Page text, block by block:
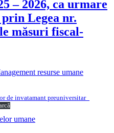
– 2026, ca urmare
Legea nr.
măsuri fiscal-
resurse umane
de invatamant preuniversitar_
umane